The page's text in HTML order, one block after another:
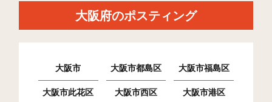
高鷲(1) 22 186
高鷲(3) 33 303 354
高鷲(4) 27 130
大阪府のポスティング
大阪市 大阪市都島区 大阪市福島区
大阪市此花区 大阪市西区 大阪市港区